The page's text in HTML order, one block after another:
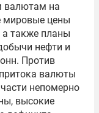
валютам на
мировые цены
также планы
нефти и
Против
валюты
непомерно
высокие